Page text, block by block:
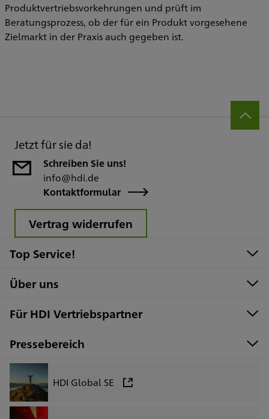
Produktvertriebsvorkehrungen und prüft im
Beratungsprozess, ob der für ein Produkt vorgesehene
Zielmarkt in der Praxis auch gegeben ist.
Jetzt für sie da!
Schreiben Sie uns!
info@hdi.de
Kontaktformular
Vertrag widerrufen
Top Service!
Über uns
Für HDI Vertriebspartner
Pressebereich
HDI Global SE